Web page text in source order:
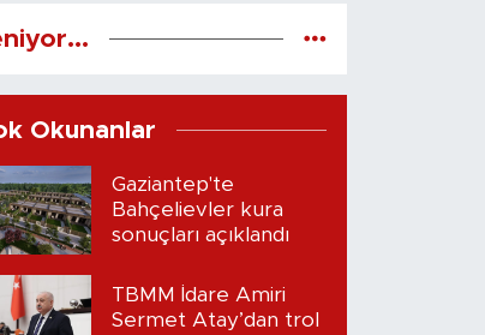
Okunanlar
Gaziantep'te
Bahçelievler kura
sonuçları açıklandı
TBMM İdare Amiri
Sermet Atay’dan trol